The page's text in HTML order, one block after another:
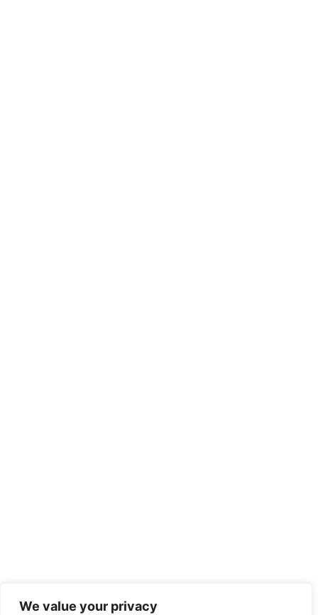
We value your privacy